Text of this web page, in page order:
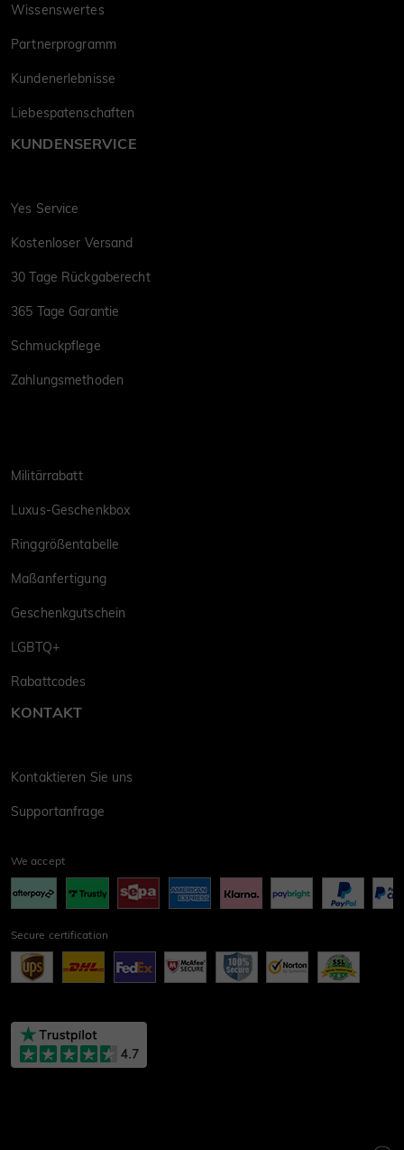
Wissenswertes
Partnerprogramm
Kundenerlebnisse
Liebespatenschaften
KUNDENSERVICE
Yes Service
Kostenloser Versand
30 Tage Rückgaberecht
365 Tage Garantie
Schmuckpflege
Zahlungsmethoden
Militärrabatt
Luxus-Geschenkbox
Ringgrößentabelle
Maßanfertigung
Geschenkgutschein
LGBTQ+
Rabattcodes
KONTAKT
Kontaktieren Sie uns
Supportanfrage
We accept
Secure certification